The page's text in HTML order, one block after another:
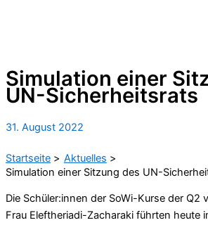
Simulation einer
UN-Sicherheitsrats
31. August 2022
Startseite
Aktuelles
Simulation einer Sitzung des UN-
Die Schüler:innen der SoWi-Kurse der Q2
Frau Eleftheriadi-Zacharaki führten heute